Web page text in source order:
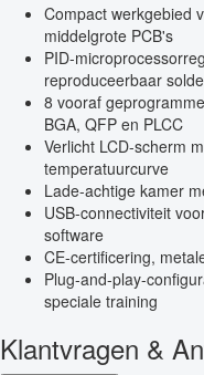
Compact werkgebied
middelgrote PCB's
PID-
reproduceerbaar
8 vooraf
BGA, QFP en PLCC
Verlicht LCD-scherm
temperatuurcurve
Lade-achtige kamer
USB-connectiviteit
software
CE-certificering,
Plug-and-play-
speciale training
Klantvragen &